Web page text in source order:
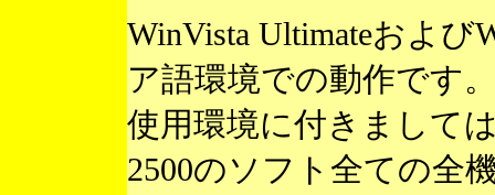
WinVista Ultimateおよ
ア語環境での動作です
使用環境に付きまして
2500のソフト全ての全